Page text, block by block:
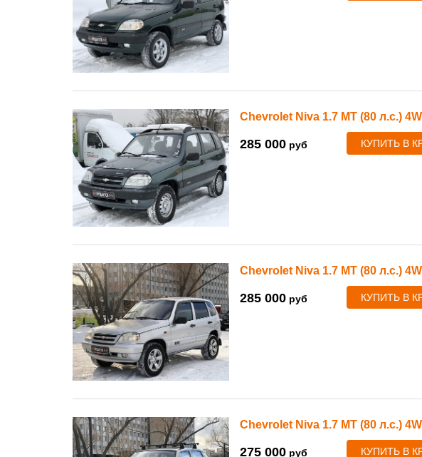
Chevrolet Niva 1.7 MT (80 л.с.)
285 000 руб КУПИТЬ В
Chevrolet Niva 1.7 MT (80 л.с.)
285 000 руб КУПИТЬ В
Chevrolet Niva 1.7 MT (80 л.с.)
275 000 руб КУПИТЬ В